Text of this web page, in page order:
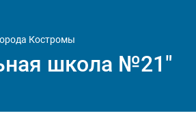
Костромы
школа №21"